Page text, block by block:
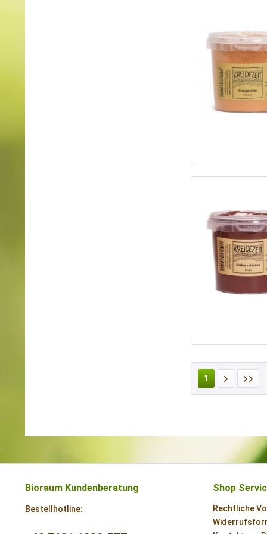
1
Bioraum Kundenberatung
Bestellhotline:
Shop
Rechtliche